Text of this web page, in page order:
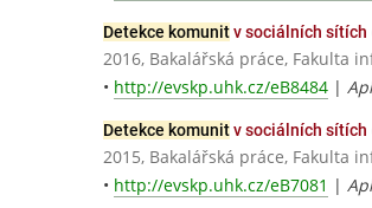
Detekce komunitv sociálních sítích
2016, Bakalářská práce, Fakulta
• http://evskp.uhk.cz/eB8484 |
Detekce komunitv sociálních sítích
2015, Bakalářská práce, Fakulta
• http://evskp.uhk.cz/eB7081 |